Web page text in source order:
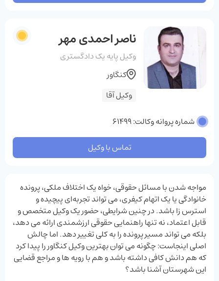
ناصر احمدی مهر
وکیل پایه یک دادگستری
وکیل آقا
کنگاور
شماره پروانه وکالت: 61499
تماس با وکیل
مواجه شدن با مسائل حقوقی، خواه یک اختلاف ملکی، پرونده
خانوادگی یا یک اتهام کیفری، می ‌تواند تجربه‌ای پیچیده و
استرس ‌زا باشد. در چنین شرایطی، حضور یک وکیل متخصص و
قابل اعتماد، نه تنها راهنمایی حقوقی ارزشمندی ارائه می ‌دهد،
بلکه می ‌تواند مسیر پرونده را به کلی تغییر دهد. اما چالش
اصلی اینجاست: چگونه می ‌توان بهترین وکیل کنگاور را پیدا کرد
که هم دانش کافی داشته باشد و هم با رویه ‌ها و مراجع قضایی
این شهرستان آشنا باشد؟